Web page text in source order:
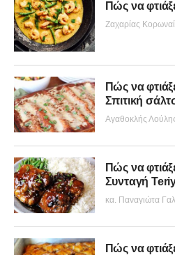
Πώς να
Ζαχαρίας
Πώς να
Σπιτική
Αγαθοκλής
Πώς να
Συνταγή
κα. Παναγιώτα
Πώς να